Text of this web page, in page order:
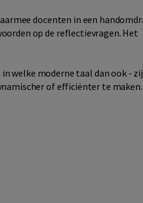
docenten in een
op de reflectievragen. Het
welke moderne taal dan ook -
of efficiënter te maken.